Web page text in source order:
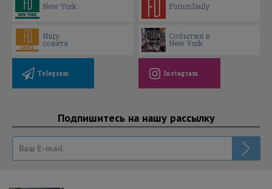
New York ForumDaily
Ищу
совета
События в
New York
Telegram Instagram
Подпишитесь на нашу рассылку